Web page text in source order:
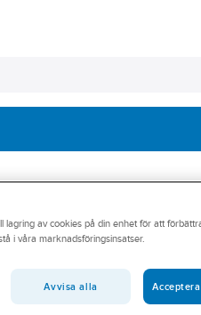
BAHCO
Skiftnyckel
SKIFTNYCKEL BAHCO
Artikelnummer:
247469
0110988
av cookies på din enhet för att
i våra marknadsföringsinsatser.
Avvisa alla